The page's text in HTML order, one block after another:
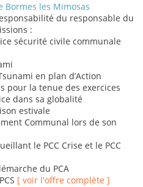
Bormes les Mimosas
du responsable du
:
sécurité civile communale
en plan d’Action
pour la tenue des exercices
dans sa globalité
estivale
Communal lors de son
le PCC Crise et le PCC
du PCA
[ voir l'offre complète ]